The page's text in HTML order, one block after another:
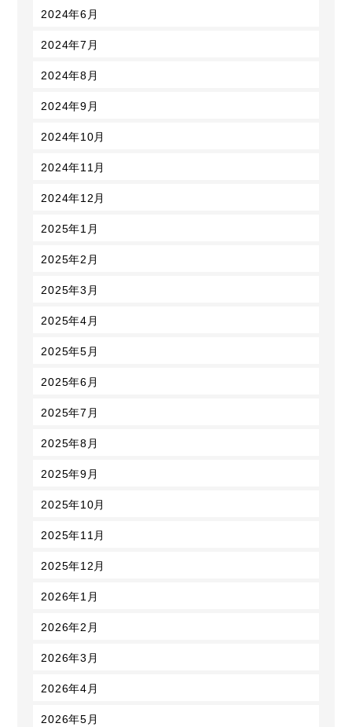
2024年6月
2024年7月
2024年8月
2024年9月
2024年10月
2024年11月
2024年12月
2025年1月
2025年2月
2025年3月
2025年4月
2025年5月
2025年6月
2025年7月
2025年8月
2025年9月
2025年10月
2025年11月
2025年12月
2026年1月
2026年2月
2026年3月
2026年4月
2026年5月